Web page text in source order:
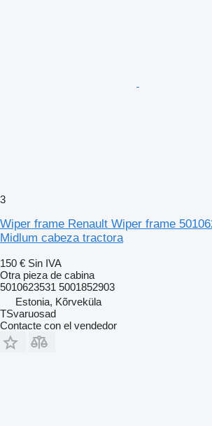
3
Wiper frame Renault Wiper frame
Midlum cabeza tractora
150 € Sin IVA
Otra pieza de cabina
5010623531 5001852903
Estonia, Kõrveküla
TSvaruosad
Contacte con el vendedor